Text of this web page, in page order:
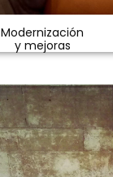
Modernización
y mejoras